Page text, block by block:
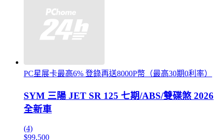
PC星展卡最高6% 登錄再送8000P幣（最高30期0利率）
SYM 三陽 JET SR 125 七期/ABS/雙碟煞 2026
全新車
(4)
$99,500